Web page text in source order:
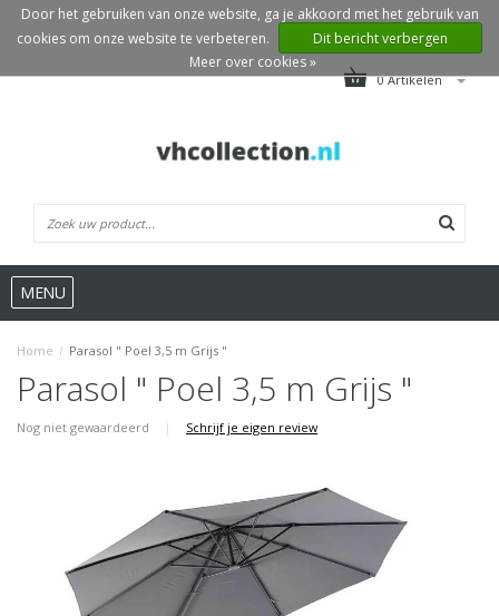
0 Artikelen
MENU
Home / Parasol " Poel 3,5 m Grijs "
Parasol " Poel 3,5 m Grijs "
Nog niet gewaardeerd | Schrijf je eigen review
Door het gebruiken van onze website, ga je akkoord met het gebruik van
cookies om onze website te verbeteren.
Dit bericht verbergen
Meer over cookies »